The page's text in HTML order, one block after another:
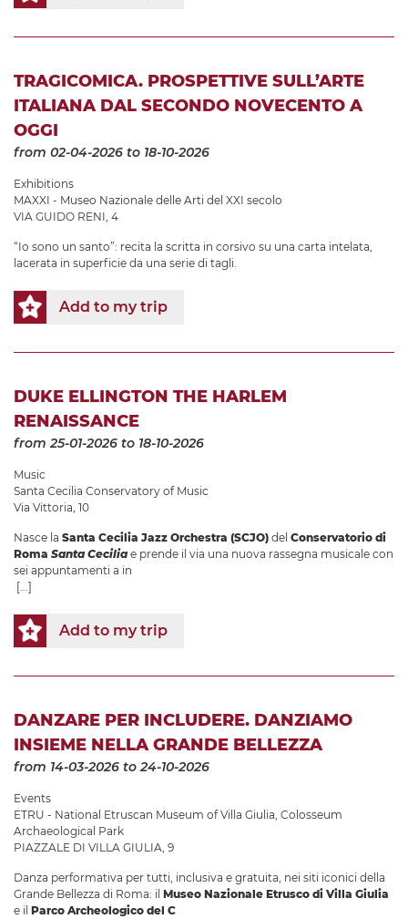
TRAGICOMICA. PROSPETTIVE SULL’ARTE
ITALIANA DAL SECONDO NOVECENTO A
OGGI
from 02-04-2026 to 18-10-2026
Exhibitions
MAXXI - Museo Nazionale delle Arti del XXI secolo
VIA GUIDO RENI, 4
“Io sono un santo”: recita la scritta in corsivo su una carta intelata,
lacerata in superficie da una serie di tagli.
Add to my trip
DUKE ELLINGTON THE HARLEM
RENAISSANCE
from 25-01-2026 to 18-10-2026
Music
Santa Cecilia Conservatory of Music
Via Vittoria, 10
Nasce la Santa Cecilia Jazz Orchestra (SCJO) del Conservatorio di
Roma Santa Ceciliae prende il via una nuova rassegna musicale con
sei appuntamenti a in
[...]
Add to my trip
DANZARE PER INCLUDERE. DANZIAMO
INSIEME NELLA GRANDE BELLEZZA
from 14-03-2026 to 24-10-2026
Events
ETRU - National Etruscan Museum of Villa Giulia, Colosseum
Archaeological Park
PIAZZALE DI VILLA GIULIA, 9
Danza performativa per tutti, inclusiva e gratuita, nei siti iconici della
Grande Bellezza di Roma: il Museo Nazionale Etrusco di Villa Giulia
e il Parco Archeologico del C